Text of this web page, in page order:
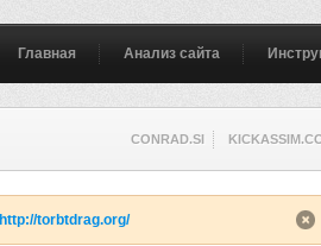
Главная Анализ сайта
CONRAD.SI
http://torbtdrag.org/